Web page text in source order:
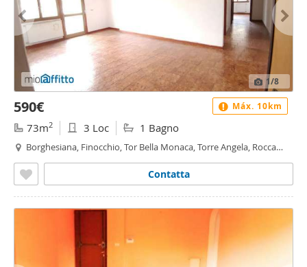
1/8
590€
73m2 3 Loc 1 Bagno
Borghesiana, Finocchio, Tor Bella Monaca, Torre Angela, Rocca
Contatta
Máx. 10km